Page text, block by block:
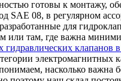
готовы к монтажу,
08, в регулярном
для
или там, где важна
клапанов
насколько важна